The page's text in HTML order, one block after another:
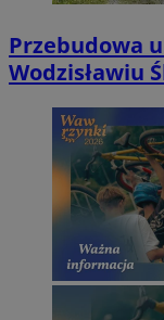
Przebudowa
Wodzisławiu